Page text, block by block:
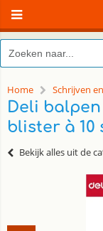
Home Schrijven
Deli balpen
blister à 10
Bekijk alles uit de